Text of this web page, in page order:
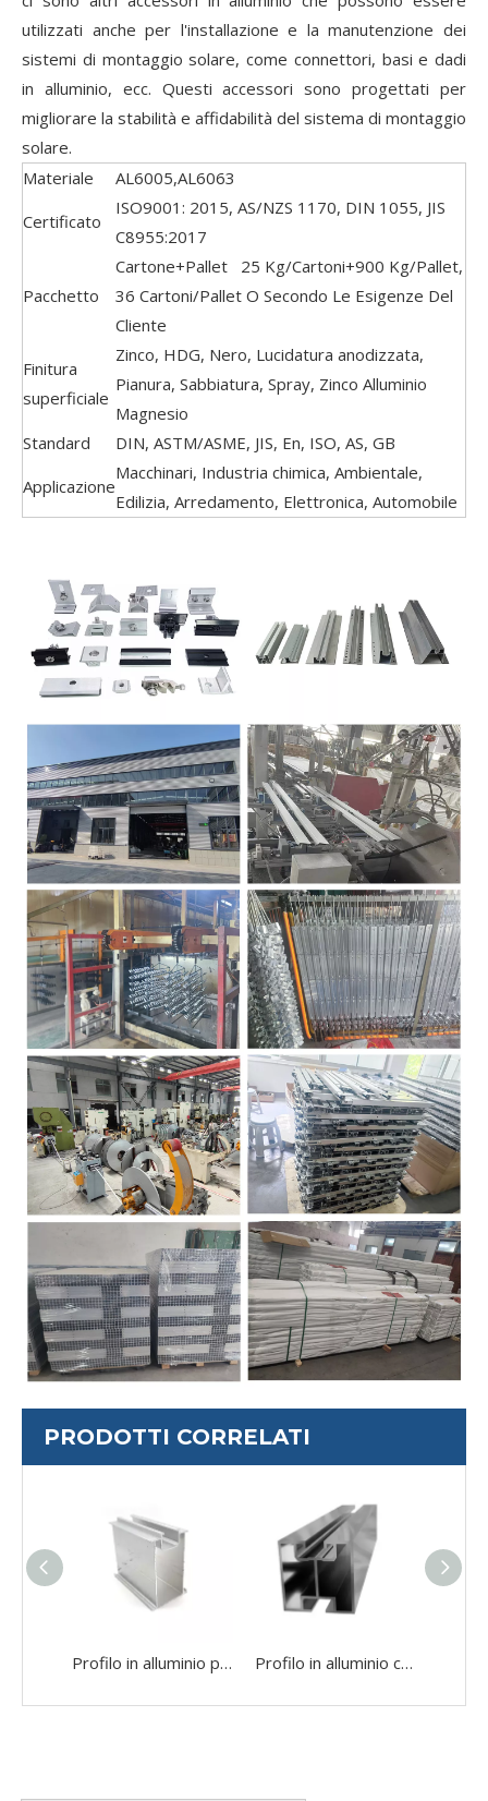
utilizzati anche per l'installazione e la manutenzione dei
sistemi di montaggio solare, come connettori, basi e dadi
in alluminio, ecc. Questi accessori sono progettati per
migliorare la stabilità e affidabilità del sistema di montaggio
solare.
Materiale
AL6005,AL6063
Certificato
ISO9001: 2015, AS/NZS 1170, DIN 1055, JIS
C8955:2017
Pacchetto
Cartone+Pallet 25 Kg/Cartoni+900 Kg/Pallet,
36 Cartoni/Pallet O Secondo Le Esigenze Del
Cliente
Finitura
superficiale
Zinco, HDG, Nero, Lucidatura anodizzata,
Pianura, Sabbiatura, Spray, Zinco Alluminio
Magnesio
Standard
DIN, ASTM/ASME, JIS, En, ISO, AS, GB
Applicazione
Macchinari, Industria chimica, Ambientale,
Edilizia, Arredamento, Elettronica, Automobile
PRODOTTI CORRELATI
Profilo in alluminio per binario da tetto solare per sistema di montaggio a pannello solare Profilo in alluminio con scanalatura a T 4040 estruso in alluminio anodizzato 6063 per montaggio solare